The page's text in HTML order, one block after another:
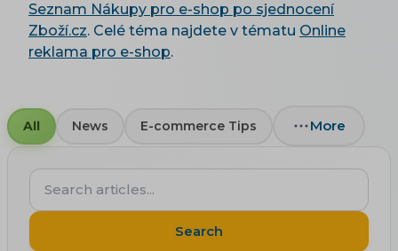
Seznam Nákupy pro e-shop po sjednocení
Zboží.cz. Celé téma najdete v tématu Online
reklama pro e-shop.
All News E-commerce Tips More
Search
articles...
Search